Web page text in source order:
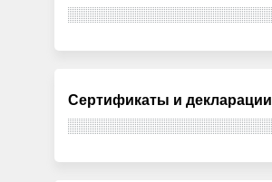
Сертификаты и декларации